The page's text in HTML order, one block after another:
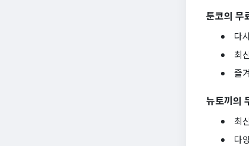
툰코의 무
다
최
즐
뉴토끼의
최
다